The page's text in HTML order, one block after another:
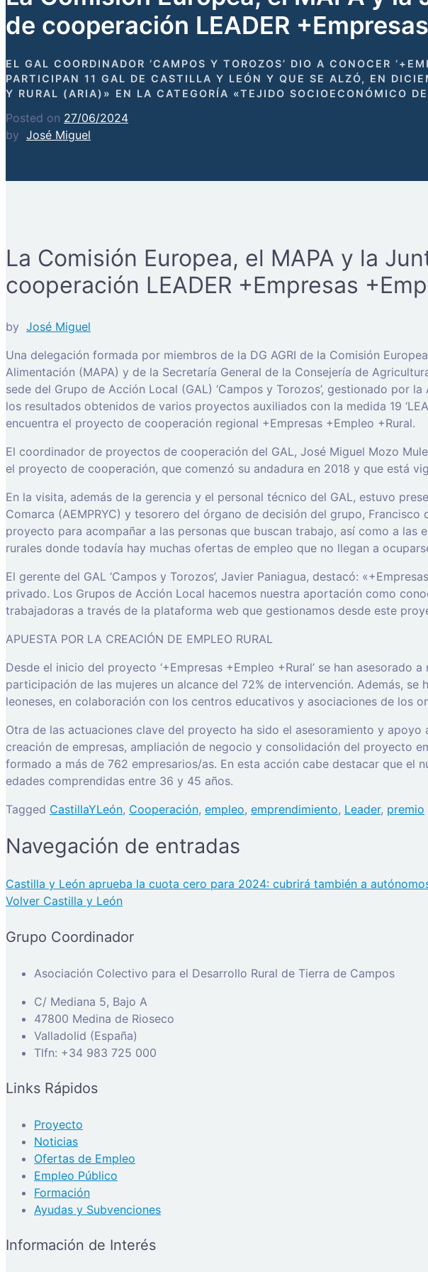
de cooperación LEADER
EL GAL COORDINADOR ‘CAMPOS Y TOROZOS’ DIO A CONOCER
PARTICIPAN 11 GAL DE CASTILLA Y LEÓN Y QUE SE ALZÓ, EN
Y RURAL (ARIA)» EN LA CATEGORÍA «TEJIDO SOCIOECONÓMICO
Posted on 27/06/2024
by José Miguel
La Comisión Europea, el MAPA y la
cooperación LEADER +Empresas
by José Miguel
Una delegación formada por miembros de la DG AGRI de la Comisión
Alimentación (MAPA) y de la Secretaría General de la Consejería de
sede del Grupo de Acción Local (GAL) ‘Campos y Torozos’, gestionado
los resultados obtenidos de varios proyectos auxiliados con la medida 19
encuentra el proyecto de cooperación regional +Empresas +Empleo +Rural.
El coordinador de proyectos de cooperación del GAL, José Miguel Mozo
el proyecto de cooperación, que comenzó su andadura en 2018 y que está
En la visita, además de la gerencia y el personal técnico del GAL, estuvo
Comarca (AEMPRYC) y tesorero del órgano de decisión del grupo,
proyecto para acompañar a las personas que buscan trabajo, así como a
rurales donde todavía hay muchas ofertas de empleo que no llegan a
El gerente del GAL ‘Campos y Torozos’, Javier Paniagua, destacó:
privado. Los Grupos de Acción Local hacemos nuestra aportación como
trabajadoras a través de la plataforma web que gestionamos desde este
APUESTA POR LA CREACIÓN DE EMPLEO RURAL
Desde el inicio del proyecto ‘+Empresas +Empleo +Rural’ se han
participación de las mujeres un alcance del 72% de intervención. Además,
leoneses, en colaboración con los centros educativos y asociaciones de los
Otra de las actuaciones clave del proyecto ha sido el asesoramiento y
creación de empresas, ampliación de negocio y consolidación del proyecto
formado a más de 762 empresarios/as. En esta acción cabe destacar que
edades comprendidas entre 36 y 45 años.
Tagged CastillaYLeón, Cooperación, empleo, emprendimiento, Leader, premio
Navegación de entradas
Castilla y León aprueba la cuota cero para 2024: cubrirá también a
Volver Castilla y León
Grupo Coordinador
Asociación Colectivo para el Desarrollo Rural de Tierra de Campos
C/ Mediana 5, Bajo A
47800 Medina de Rioseco
Valladolid (España)
Tlfn: +34 983 725 000
Links Rápidos
Proyecto
Noticias
Ofertas de Empleo
Empleo Público
Formación
Ayudas y Subvenciones
Información de Interés